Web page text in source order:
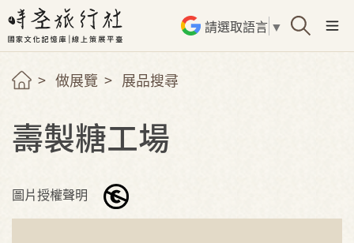
請選取語言 ▼
做展覽 展品搜尋
壽製糖工場
圖片授權聲明